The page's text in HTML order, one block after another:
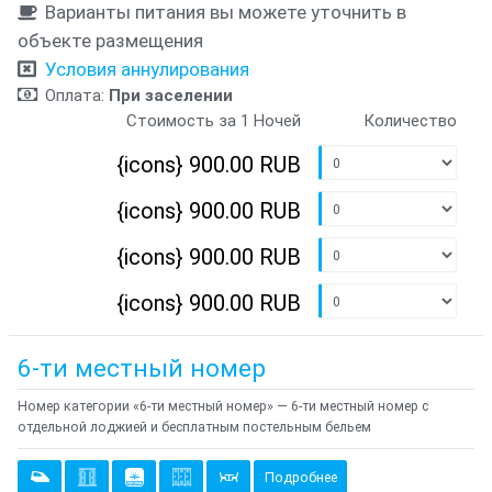
Варианты питания вы можете уточнить в
объекте размещения
Условия аннулирования
Оплата: При заселении
Стоимость за 1 Ночей
Количество
{icons} 900.00 RUB
{icons} 900.00 RUB
{icons} 900.00 RUB
{icons} 900.00 RUB
6-ти местный номер
Номер категории «6-ти местный номер» — 6-ти местный номер с
отдельной лоджией и бесплатным постельным бельем
Подробнее